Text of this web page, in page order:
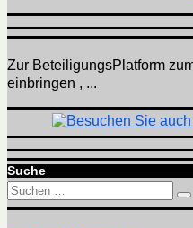
Zur BeteiligungsPlatform
einbringen , ...
Suche
Suchen
nach: